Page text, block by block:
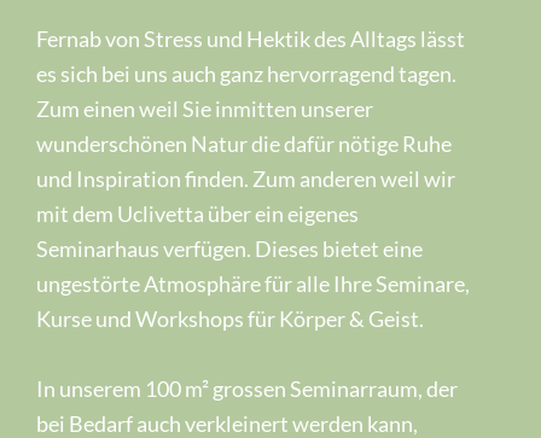
Fernab von Stress und Hektik des Alltags lässt
es sich bei uns auch ganz hervorragend tagen.
Zum einen weil Sie inmitten unserer
wunderschönen Natur die dafür nötige Ruhe
und Inspiration finden. Zum anderen weil wir
mit dem Uclivetta über ein eigenes
Seminarhaus verfügen. Dieses bietet eine
ungestörte Atmosphäre für alle Ihre Seminare,
Kurse und Workshops für Körper & Geist.
In unserem 100 m² grossen Seminarraum, der
bei Bedarf auch verkleinert werden kann,